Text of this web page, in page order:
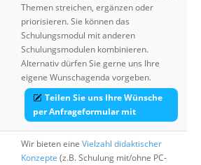
Themen streichen, ergänzen oder
priorisieren. Sie können das
Schulungsmodul mit anderen
Schulungsmodulen kombinieren.
Alternativ dürfen Sie gerne uns Ihre
eigene Wunschagenda vorgeben.
Teilen Sie uns Ihre Wünsche
per Anfrageformular mit
Wir bieten eine Vielzahl didaktischer
Konzepte (z.B. Schulung mit/ohne PC-